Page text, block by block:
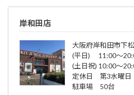
岸和田店
大阪府岸和田市下
(平日) 11:00～
(土日祝) 10:00～
定休日 第3水曜日
駐車場 50台